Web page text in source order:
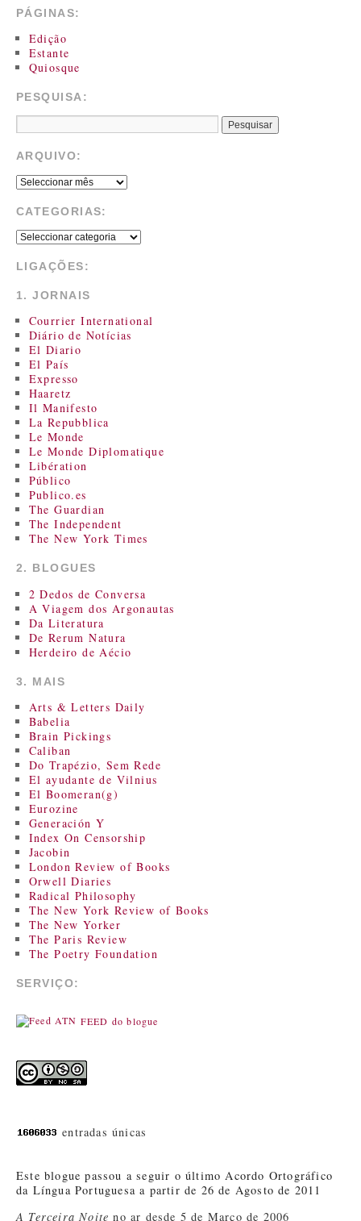
PÁGINAS:
Edição
Estante
Quiosque
PESQUISA:
ARQUIVO:
CATEGORIAS:
LIGAÇÕES:
1. JORNAIS
Courrier International
Diário de Notícias
El Diario
El País
Expresso
Haaretz
Il Manifesto
La Repubblica
Le Monde
Le Monde Diplomatique
Libération
Público
Publico.es
The Guardian
The Independent
The New York Times
2. BLOGUES
2 Dedos de Conversa
A Viagem dos Argonautas
Da Literatura
De Rerum Natura
Herdeiro de Aécio
3. MAIS
Arts & Letters Daily
Babelia
Brain Pickings
Caliban
Do Trapézio, Sem Rede
El ayudante de Vilnius
El Boomeran(g)
Eurozine
Generación Y
Index On Censorship
Jacobin
London Review of Books
Orwell Diaries
Radical Philosophy
The New York Review of Books
The New Yorker
The Paris Review
The Poetry Foundation
SERVIÇO:
FEED do blogue
entradas únicas
Este blogue passou a seguir o último Acordo Ortográfico
da Língua Portuguesa a partir de 26 de Agosto de 2011
A Terceira Noite no ar desde 5 de Março de 2006